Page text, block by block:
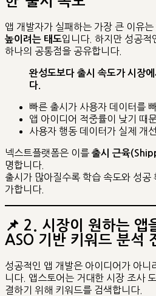
앱 개발자가 실패하는 가장 큰 이유는
높이려는 태도입니다. 하지만 성공적
하나의 공통점을 공유합니다.
완성도보다 출시 속도가 시장
다.
빠른 출시가 사용자 데이터를
앱 아이디어 적중률이 낮기 때
사용자 행동 데이터가 실제 개
넥스트플랫폼은 이를 출시 근육
명합니다.
출시가 많아질수록 학습 속도와 성공
가합니다.
📌 2. 시장이 원하는 앱
ASO 기반 키워드 분석
성공적인 앱 개발은 아이디어가 아니
니다. 앱스토어는 거대한 시장 조사
결하기 위해 키워드를 검색합니다.